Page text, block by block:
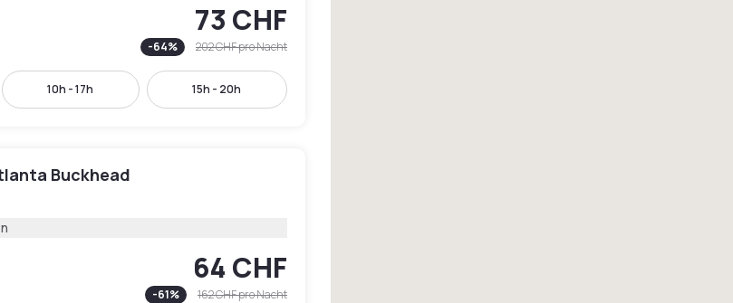
73 CHF
-64% 202 CHFpro Nacht
10h - 17h 15h - 20h
Buckhead
64 CHF
-61% 162 CHFpro Nacht